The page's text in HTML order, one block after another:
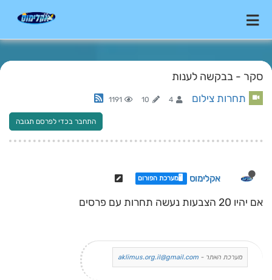
סקר - בבקשה לענות
תחרות צילום 4
10
1191
התחבר בכדי לפרסם תגובה
אקלימוס 🖥️מערכת הפורום
אם יהיו 20 הצבעות נעשה תחרות עם פרסים
מערכת האתר - aklimus.org.il@gmail.com